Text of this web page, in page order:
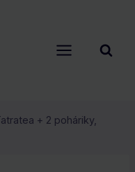
+ 2 poháriky,